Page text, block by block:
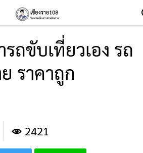
รถขับเที่ยวเอง รถ
ย ราคาถูก
2421